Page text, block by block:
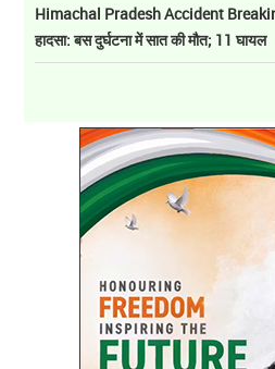
Himachal Pradesh Accident Breaking:
हादसा: बस दुर्घटना में सात की मौत; 11 घायल